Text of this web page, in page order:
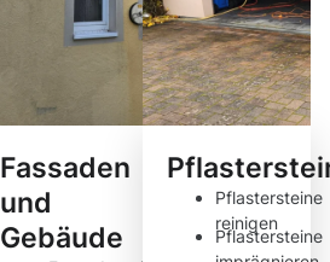
Fassaden
und
Gebäude
Pflastersteine
reinigen
Pflastersteine